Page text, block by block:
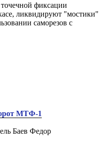
фиксации
ликвидируют "мостики"
саморезов с
МТФ-1
Баев Федор